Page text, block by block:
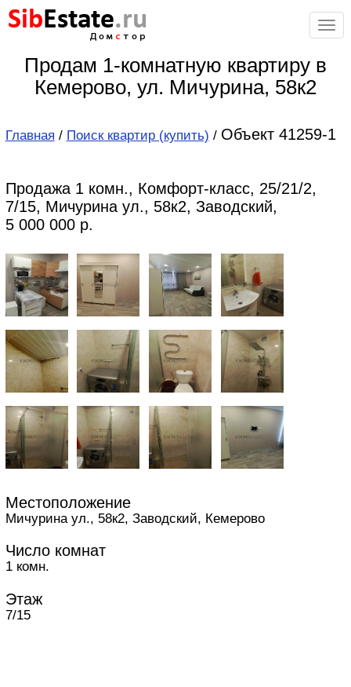
SibEstate.ru
стор
Продам 1-комнатную квартиру в
Кемерово, ул. Мичурина, 58к2
Главная / Поиск квартир (купить) / Объект 41259-1
Продажа 1 комн., Комфорт-класс, 25/21/2,
7/15, Мичурина ул., 58к2, Заводский,
5 000 000 р.
Местоположение
Мичурина ул., 58к2, Заводский, Кемерово
Число комнат
1 комн.
Этаж
7/15